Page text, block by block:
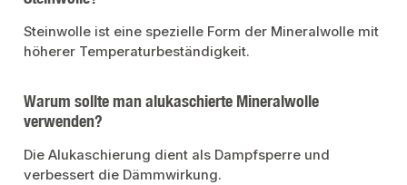
Steinwolle ist eine spezielle Form der Mineralwolle mit
höherer Temperaturbeständigkeit.
Warum sollte man alukaschierte Mineralwolle
verwenden?
Die Alukaschierung dient als Dampfsperre und
verbessert die Dämmwirkung.